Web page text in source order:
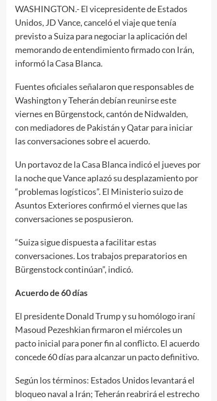
WASHINGTON.- El vicepresidente de Estados
Unidos, JD Vance, canceló el viaje que tenía
previsto a Suiza para negociar la aplicación del
memorando de entendimiento firmado con Irán,
informó la Casa Blanca.
Fuentes oficiales señalaron que responsables de
Washington y Teherán debían reunirse este
viernes en Bürgenstock, cantón de Nidwalden,
con mediadores de Pakistán y Qatar para iniciar
las conversaciones sobre el acuerdo.
Un portavoz de la Casa Blanca indicó el jueves por
la noche que Vance aplazó su desplazamiento por
“problemas logísticos”. El Ministerio suizo de
Asuntos Exteriores confirmó el viernes que las
conversaciones se pospusieron.
“Suiza sigue dispuesta a facilitar estas
conversaciones. Los trabajos preparatorios en
Bürgenstock continúan”, indicó.
Acuerdo de 60 días
El presidente Donald Trump y su homólogo iraní
Masoud Pezeshkian firmaron el miércoles un
pacto inicial para poner fin al conflicto. El acuerdo
concede 60 días para alcanzar un pacto definitivo.
Según los términos: Estados Unidos levantará el
bloqueo naval a Irán; Teherán reabrirá el estrecho